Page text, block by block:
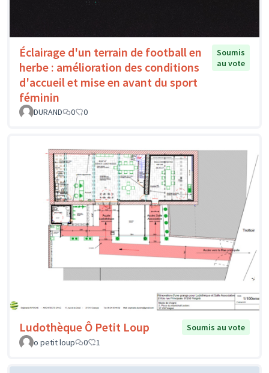
Éclairage d'un terrain de football en
herbe : amélioration des conditions
d'accueil et mise en avant du sport
féminin
Soumis
au vote
DURAND 0 0
Ludothèque Ô Petit Loup
Soumis au vote
o petit loup
0 1